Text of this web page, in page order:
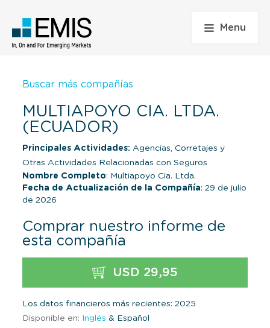
Menu
Buscar más compañías
MULTIAPOYO CIA. LTDA.
(ECUADOR)
Principales Actividades: Agencias, Corretajes y
Otras Actividades Relacionadas con Seguros
Nombre Completo: Multiapoyo Cia. Ltda.
Fecha de Actualización de la Compañía: 29 de julio
de 2026
Comprar nuestro informe de
esta compañía
USD 29,95
Los datos financieros más recientes: 2025
Disponible en: Inglés & Español